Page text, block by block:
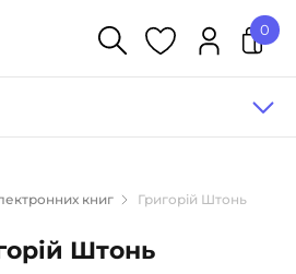
0
книг Григорій Штонь
Штонь